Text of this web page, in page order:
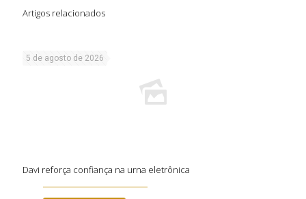
Artigos relacionados
5 de agosto de 2026
Davi reforça confiança na urna eletrônica